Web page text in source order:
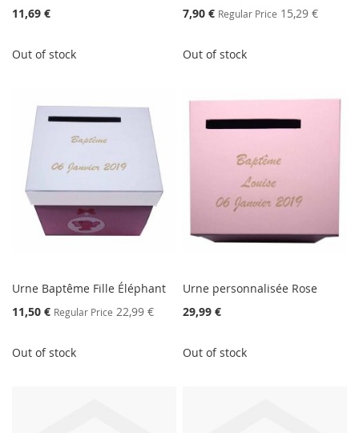
11,69 €
Out of stock
Special
Price
7,90 € Regular Price 15,29 €
Out of stock
Urne Baptême Fille Éléphant
Special
Price
11,50 € Regular Price 22,99 €
Out of stock
Urne personnalisée Rose
29,99 €
Out of stock